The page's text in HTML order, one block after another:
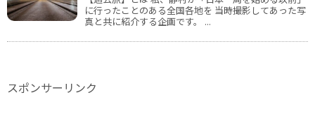
に行ったことのある全国各地を 当時撮影してあった写
真と共に紹介する企画です。 ...
スポンサーリンク